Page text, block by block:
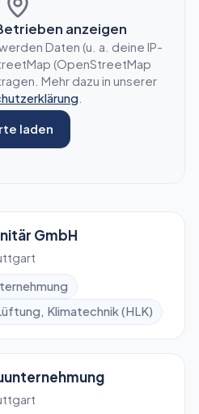
anzeigen
Daten (u. a. deine IP-
(OpenStreetMap
Mehr dazu in unserer
laden
GmbH
Klimatechnik (HLK)